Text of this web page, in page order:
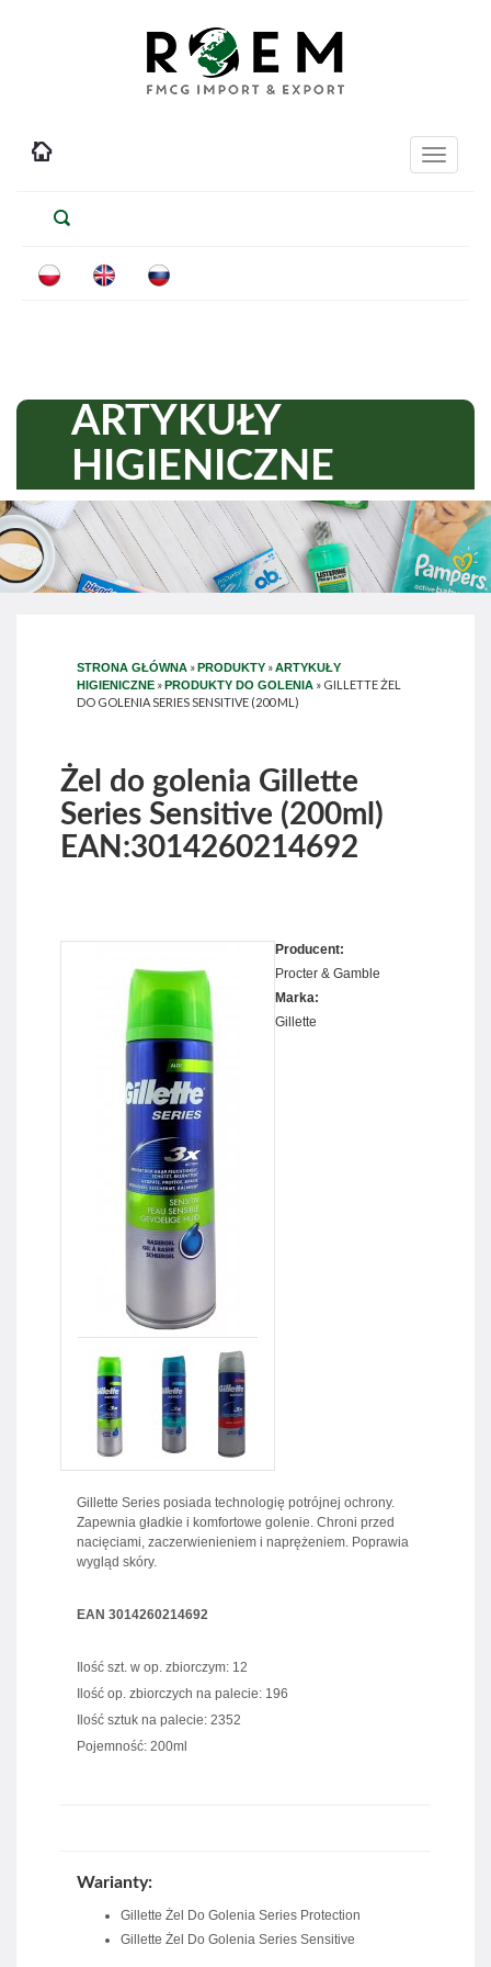
Toggle
ARTYKUŁY
HIGIENICZNE
STRONA GŁÓWNA »PRODUKTY »ARTYKUŁY
HIGIENICZNE »PRODUKTY DO GOLENIA » GILLETTE ŻEL
DO GOLENIA SERIES SENSITIVE (200 ML)
Żel do golenia Gillette
Series Sensitive (200ml)
EAN:3014260214692
Producent:
Procter & Gamble
Marka:
Gillette
Gillette Series posiada technologię potrójnej ochrony.
Zapewnia gładkie i komfortowe golenie. Chroni przed
nacięciami, zaczerwienieniem i naprężeniem. Poprawia
wygląd skóry.
EAN 3014260214692
Ilość szt. w op. zbiorczym: 12
Ilość op. zbiorczych na palecie: 196
Ilość sztuk na palecie: 2352
Pojemność: 200ml
Warianty:
Gillette Żel Do Golenia Series Protection
Gillette Żel Do Golenia Series Sensitive